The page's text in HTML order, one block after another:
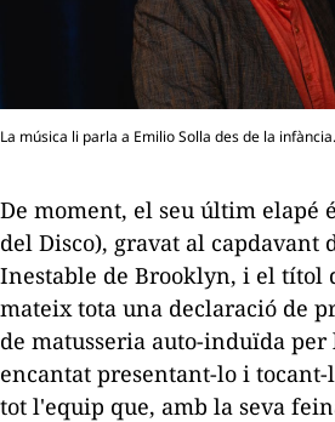
La música li parla a Emilio Solla des de la
De moment, el seu últim elapé
del Disco), gravat al capdavant
Inestable de Brooklyn, i el títol
mateix tota una declaració de
de matusseria auto-induïda per
encantat presentant-lo i
tot l'equip que, amb la seva